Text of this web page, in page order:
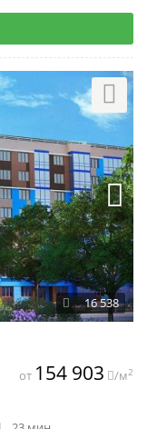
16 538
от 154 903 /м2